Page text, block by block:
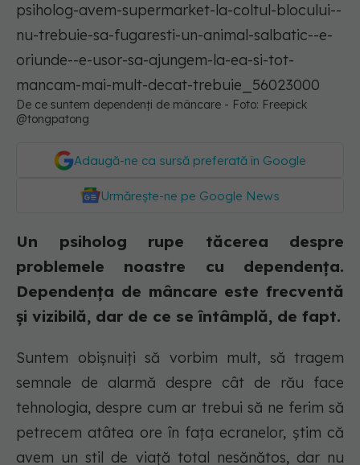
De ce suntem dependenți de mâncare - Foto: Freepick
@tongpatong
Adaugă-ne ca sursă preferată în Google
Urmărește-ne pe Google News
Un psiholog rupe tăcerea despre
problemele noastre cu dependența.
Dependența de mâncare este frecventă
și vizibilă, dar de ce se întâmplă, de fapt.
Suntem obișnuiți să vorbim mult, să tragem
semnale de alarmă despre cât de rău face
tehnologia, despre cum ar trebui să ne ferim să
petrecem atâtea ore în fața ecranelor, știm că
avem un stil de viață total nesănătos, dar nu